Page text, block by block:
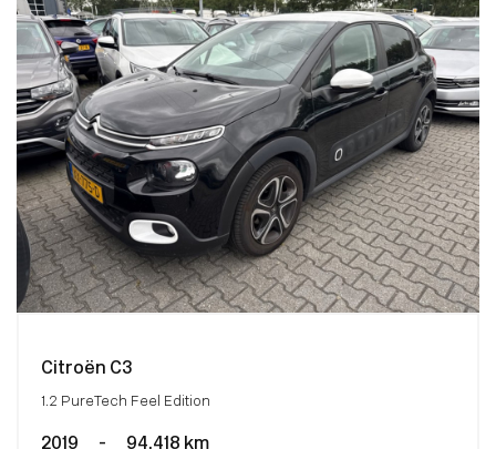
Citroën C3
1.2 PureTech Feel Edition
2019 - 94.418 km